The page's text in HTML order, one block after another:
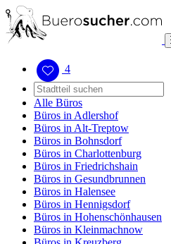
4
Alle Büros
Büros in Adlershof
Büros in Alt-Treptow
Büros in Bohnsdorf
Büros in Charlottenburg
Büros in Friedrichshain
Büros in Gesundbrunnen
Büros in Halensee
Büros in Hennigsdorf
Büros in Hohenschönhausen
Büros in Kleinmachnow